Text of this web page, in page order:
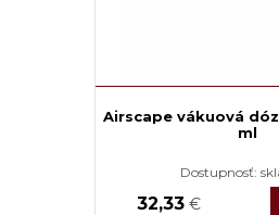
Airscape vákuová
ml
Dostupnosť:
32,33 €